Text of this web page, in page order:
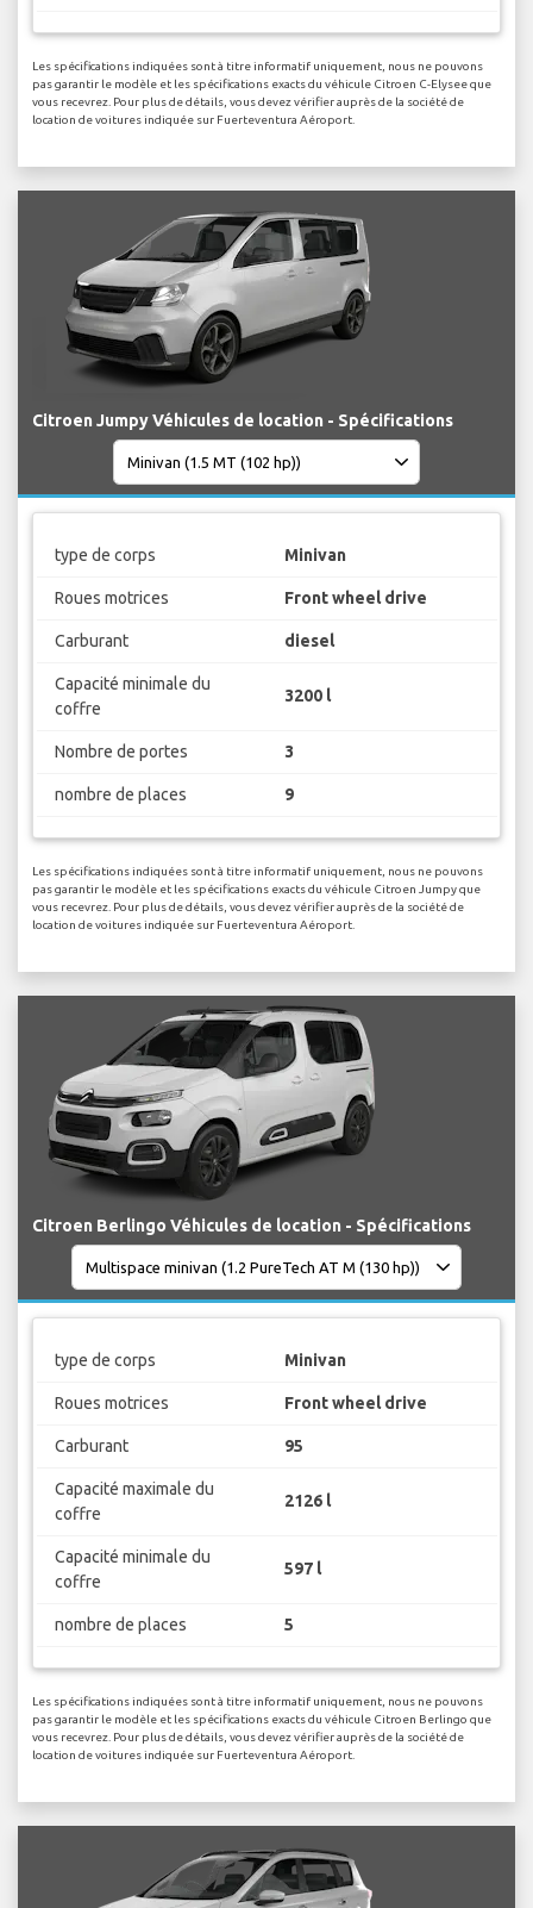
Les spécifications indiquées sont à titre informatif uniquement, nous ne pouvons
pas garantir le modèle et les spécifications exacts du véhicule Citroen C-Elysee que
vous recevrez. Pour plus de détails, vous devez vérifier auprès de la société de
location de voitures indiquée sur Fuerteventura Aéroport.
Citroen Jumpy Véhicules de location - Spécifications
type de corps Minivan
Roues motrices Front wheel drive
Carburant diesel
Capacité minimale du
coffre
3200 l
Nombre de portes 3
nombre de places 9
Les spécifications indiquées sont à titre informatif uniquement, nous ne pouvons
pas garantir le modèle et les spécifications exacts du véhicule Citroen Jumpy que
vous recevrez. Pour plus de détails, vous devez vérifier auprès de la société de
location de voitures indiquée sur Fuerteventura Aéroport.
Citroen Berlingo Véhicules de location - Spécifications
type de corps Minivan
Roues motrices Front wheel drive
Carburant 95
Capacité maximale du
coffre
2126 l
Capacité minimale du
coffre
597 l
nombre de places 5
Les spécifications indiquées sont à titre informatif uniquement, nous ne pouvons
pas garantir le modèle et les spécifications exacts du véhicule Citroen Berlingo que
vous recevrez. Pour plus de détails, vous devez vérifier auprès de la société de
location de voitures indiquée sur Fuerteventura Aéroport.